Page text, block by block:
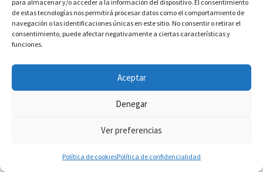
para almacenar y/o acceder a la información del dispositivo. El consentimiento
de estas tecnologías nos permitirá procesar datos como el comportamiento de
navegación o las identificaciones únicas en este sitio. No consentir o retirar el
consentimiento, puede afectar negativamente a ciertas características y
funciones.
Aceptar
Denegar
Ver preferencias
Política de cookiesPolítica de confidencialidad